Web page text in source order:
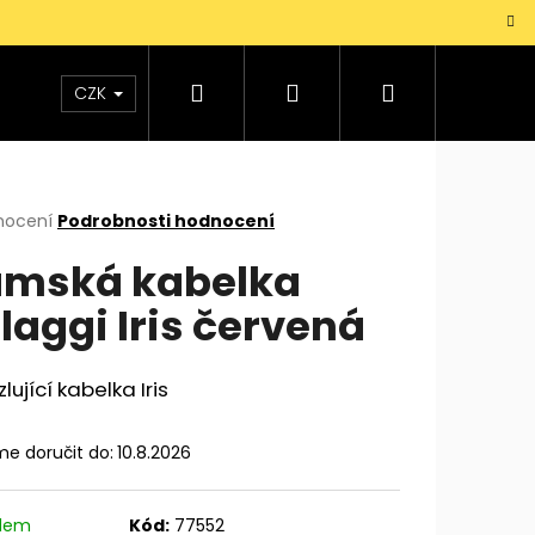
VŮNĚ DOPLŇKY
CZK Hledat PřihlášeníNákupní
Podrobnosti hodnocení
kabelka
Iris červená
kabelka Iris
doručit do: 10.8.2026
Kód: 77552